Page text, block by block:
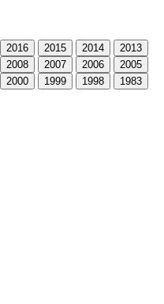
2016 2015 2014
2013
2008 2007 2006
2005
2000 1999 1998
1983